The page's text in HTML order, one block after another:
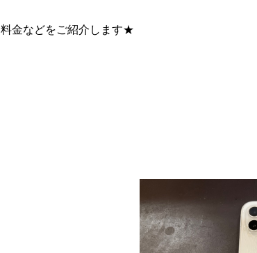
料金などをご紹介します★